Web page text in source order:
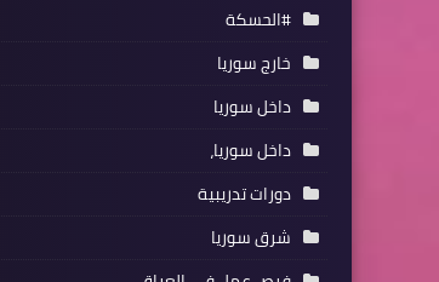
#الحسكة
خارج سوريا
داخل سوريا
داخل سوريا،
دورات تدريبية
شرق سوريا